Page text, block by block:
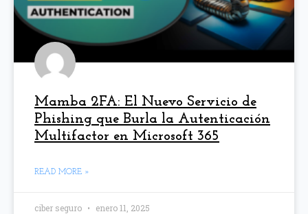
Mamba 2FA: El Nuevo Servicio de
Phishing que Burla la Autenticación
Multifactor en Microsoft 365
READ MORE »
ciber seguro enero 11, 2025